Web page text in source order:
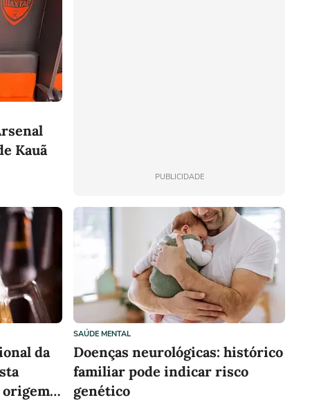
Kauã
PUBLICIDADE
da
origem
SAÚDE MENTAL
Doenças neurológicas: histórico
familiar pode indicar risco
genético